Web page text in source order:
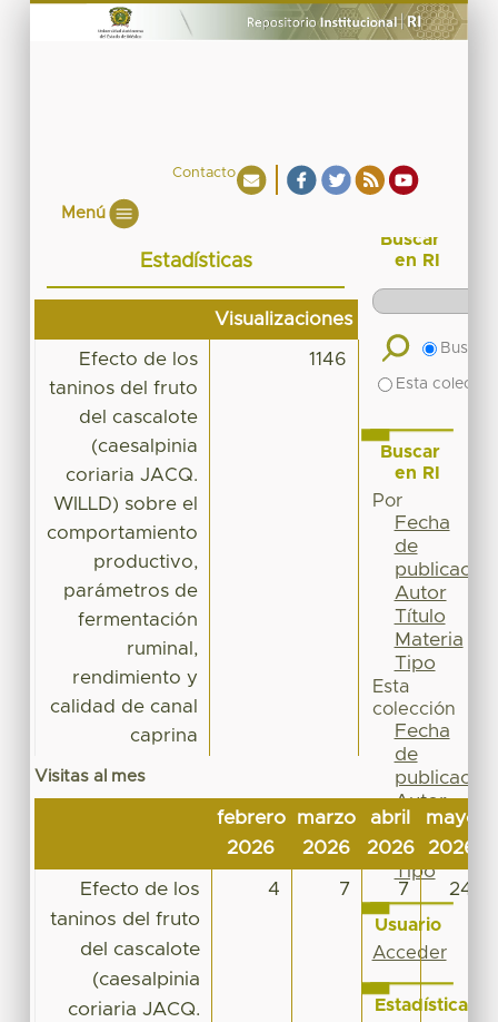
Contacto
Menú
Estadísticas
Visualizaciones
Efecto de los
taninos del fruto
del cascalote
(caesalpinia
coriaria JACQ.
WILLD) sobre el
comportamiento
productivo,
parámetros de
fermentación
ruminal,
rendimiento y
calidad de canal
caprina
1146
Visitas al mes
febrero
2026
marzo
2026
abril
2026
mayo
2026
Efecto de los
taninos del fruto
del cascalote
(caesalpinia
coriaria JACQ.
4 7 7 24
Buscar
en RI
Buscar
Esta
Buscar
en RI
Por
Fecha
de
publicación
Autor
Título
Materia
Tipo
Esta
colección
Fecha
de
publicación
Autor
Título
Materia
Tipo
Usuario
Acceder
Estadísticas